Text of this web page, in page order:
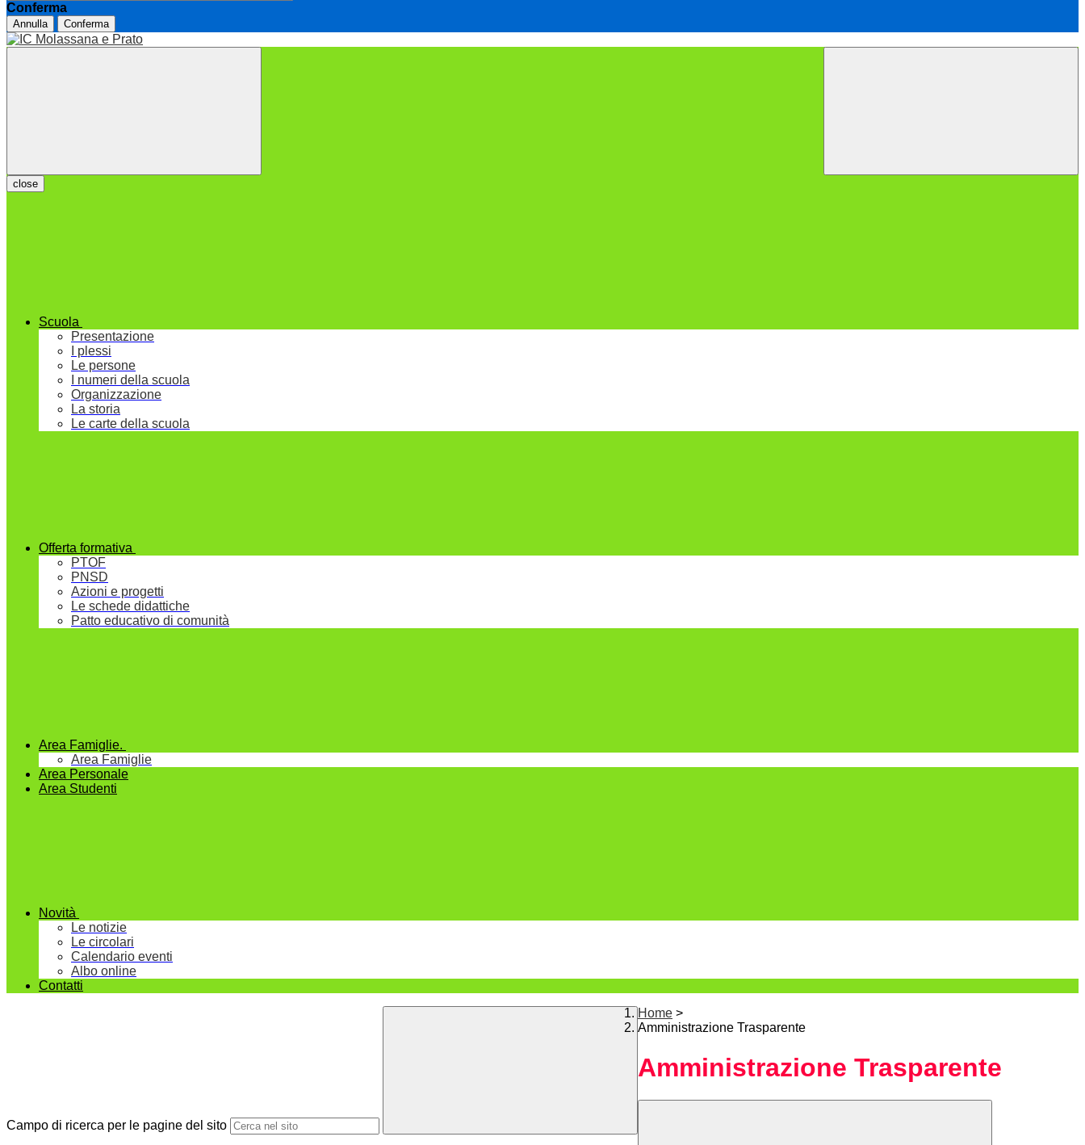
Conferma
Annulla Conferma
close
Scuola
Presentazione
I plessi
Le persone
I numeri della scuola
Organizzazione
La storia
Le carte della scuola
Offerta formativa
PTOF
PNSD
Azioni e progetti
Le schede didattiche
Patto educativo di comunità
Area Famiglie.
Area Famiglie
Area Personale
Area Studenti
Novità
Le notizie
Le circolari
Calendario eventi
Albo online
Contatti
Campo di ricerca per le pagine del sito
Home >
Amministrazione Trasparente
Amministrazione Trasparente